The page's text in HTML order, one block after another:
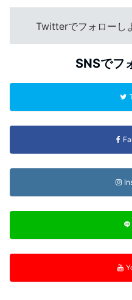
Twitterでフォローし
SNSでフ